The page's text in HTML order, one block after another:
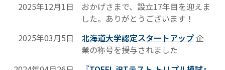
2025年12月1日
おかげさまで、設立17年目を迎えま
した。ありがとうございます！
2025年03月5日
北海道大学認定スタートアップ企
業の称号を授与されました